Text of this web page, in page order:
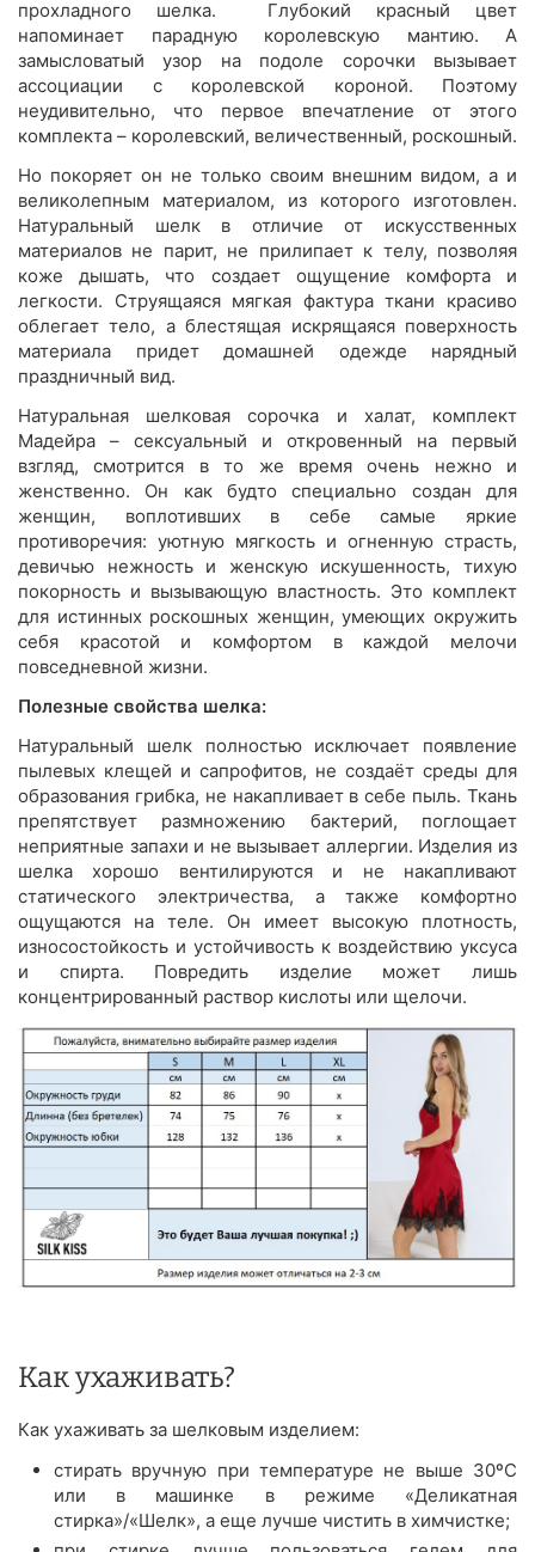
прохладного шелка. Глубокий красный цвет
напоминает парадную королевскую мантию. А
замысловатый узор на подоле сорочки вызывает
ассоциации с королевской короной. Поэтому
неудивительно, что первое впечатление от этого
комплекта – королевский, величественный, роскошный.
Но покоряет он не только своим внешним видом, а и
великолепным материалом, из которого изготовлен.
Натуральный шелк в отличие от искусственных
материалов не парит, не прилипает к телу, позволяя
коже дышать, что создает ощущение комфорта и
легкости. Струящаяся мягкая фактура ткани красиво
облегает тело, а блестящая искрящаяся поверхность
материала придет домашней одежде нарядный
праздничный вид.
Натуральная шелковая сорочка и халат, комплект
Мадейра – сексуальный и откровенный на первый
взгляд, смотрится в то же время очень нежно и
женственно. Он как будто специально создан для
женщин, воплотивших в себе самые яркие
противоречия: уютную мягкость и огненную страсть,
девичью нежность и женскую искушенность, тихую
покорность и вызывающую властность. Это комплект
для истинных роскошных женщин, умеющих окружить
себя красотой и комфортом в каждой мелочи
повседневной жизни.
Полезные свойства шелка:
Натуральный шелк полностью исключает появление
пылевых клещей и сапрофитов, не создаёт среды для
образования грибка, не накапливает в себе пыль. Ткань
препятствует размножению бактерий, поглощает
неприятные запахи и не вызывает аллергии. Изделия из
шелка хорошо вентилируются и не накапливают
статического электричества, а также комфортно
ощущаются на теле. Он имеет высокую плотность,
износостойкость и устойчивость к воздействию уксуса
и спирта. Повредить изделие может лишь
концентрированный раствор кислоты или щелочи.
Как ухаживать?
Как ухаживать за шелковым изделием:
стирать вручную при температуре не выше 30ºС
или в машинке в режиме «Деликатная
стирка»/«Шелк», а еще лучше чистить в химчистке;